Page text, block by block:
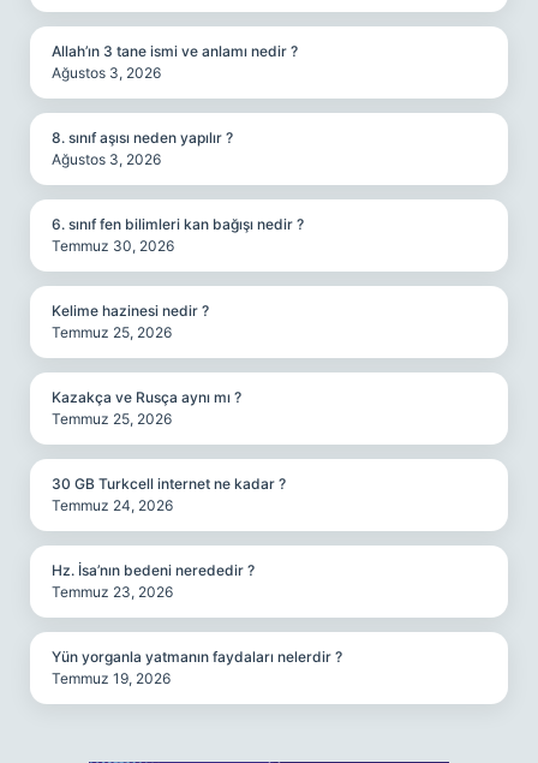
Allah’ın 3 tane ismi ve anlamı nedir ?
Ağustos 3, 2026
8. sınıf aşısı neden yapılır ?
Ağustos 3, 2026
6. sınıf fen bilimleri kan bağışı nedir ?
Temmuz 30, 2026
Kelime hazinesi nedir ?
Temmuz 25, 2026
Kazakça ve Rusça aynı mı ?
Temmuz 25, 2026
30 GB Turkcell internet ne kadar ?
Temmuz 24, 2026
Hz. İsa’nın bedeni nerededir ?
Temmuz 23, 2026
Yün yorganla yatmanın faydaları nelerdir ?
Temmuz 19, 2026